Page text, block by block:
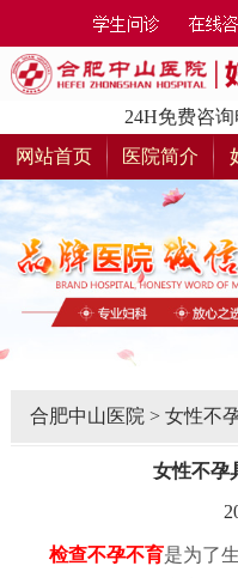
24H免费咨询
网站首页
医院简介
合肥中山医院 > 女性不
女性不孕
检查不孕不育是为了